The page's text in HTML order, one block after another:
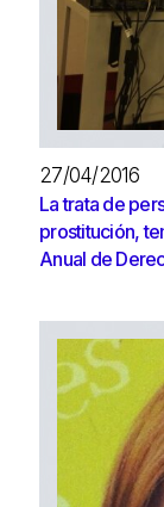
27/04/2016
La trata de
prostitución,
Anual de